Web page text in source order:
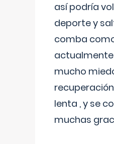
así podría
deporte y
comba
actualmente
mucho
lenta , y se
muchas